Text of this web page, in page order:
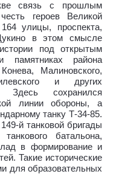
связь с прошлым
героев Великой
улицы, проспекта,
в этом смысле
под открытым
района
Малиновского,
и других
Здесь сохранился
линии обороны, а
танку Т-34-85.
й танковой бригады
батальона,
в формирование и
Такие исторические
для образовательных